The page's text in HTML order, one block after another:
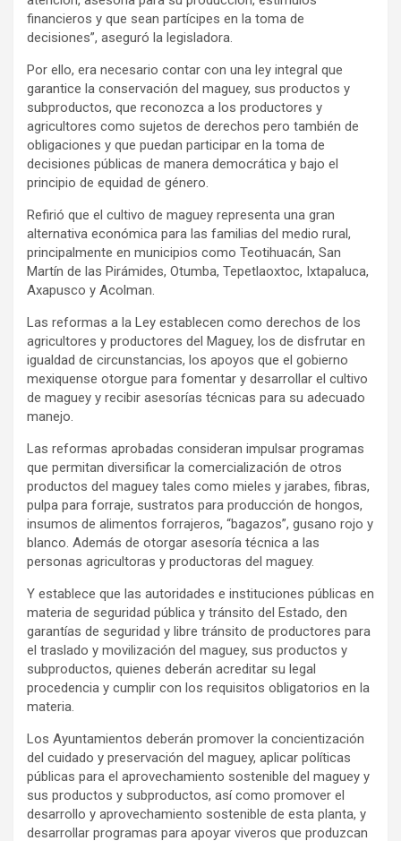
financieros y que sean partícipes en la toma de
decisiones”, aseguró la legisladora.
Por ello, era necesario contar con una ley integral que
garantice la conservación del maguey, sus productos y
subproductos, que reconozca a los productores y
agricultores como sujetos de derechos pero también de
obligaciones y que puedan participar en la toma de
decisiones públicas de manera democrática y bajo el
principio de equidad de género.
Refirió que el cultivo de maguey representa una gran
alternativa económica para las familias del medio rural,
principalmente en municipios como Teotihuacán, San
Martín de las Pirámides, Otumba, Tepetlaoxtoc, Ixtapaluca,
Axapusco y Acolman.
Las reformas a la Ley establecen como derechos de los
agricultores y productores del Maguey, los de disfrutar en
igualdad de circunstancias, los apoyos que el gobierno
mexiquense otorgue para fomentar y desarrollar el cultivo
de maguey y recibir asesorías técnicas para su adecuado
manejo.
Las reformas aprobadas consideran impulsar programas
que permitan diversificar la comercialización de otros
productos del maguey tales como mieles y jarabes, fibras,
pulpa para forraje, sustratos para producción de hongos,
insumos de alimentos forrajeros, “bagazos”, gusano rojo y
blanco. Además de otorgar asesoría técnica a las
personas agricultoras y productoras del maguey.
Y establece que las autoridades e instituciones públicas en
materia de seguridad pública y tránsito del Estado, den
garantías de seguridad y libre tránsito de productores para
el traslado y movilización del maguey, sus productos y
subproductos, quienes deberán acreditar su legal
procedencia y cumplir con los requisitos obligatorios en la
materia.
Los Ayuntamientos deberán promover la concientización
del cuidado y preservación del maguey, aplicar políticas
públicas para el aprovechamiento sostenible del maguey y
sus productos y subproductos, así como promover el
desarrollo y aprovechamiento sostenible de esta planta, y
desarrollar programas para apoyar viveros que produzcan